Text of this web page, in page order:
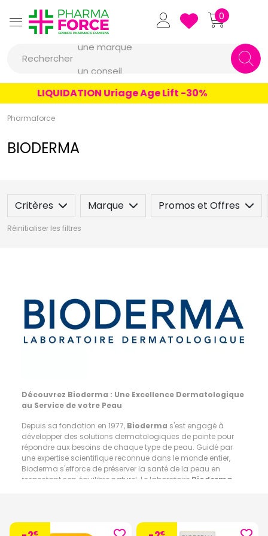
Pharmaforce Grande Pharmacie
0
Rechercher
une marque
un produit
une marque
LIQUIDATION Uriage Age Lift -30%
Pharmaforce
BIODERMA
Critères Marque Promos et Offres
Réinitialiser les filtres
Découvrez Bioderma : Une Excellence Dermatologique
au Service de votre Peau
Depuis sa fondation en 1977, Bioderma s'est engagé à
développer des solutions dermatologiques de pointe pour
répondre aux besoins de chaque type de peau. Guidé par
une expertise scientifique reconnue dans le monde entier,
Bioderma s'efforce de préserver la santé de la peau en
respectant son équilibre naturel. Le laboratoire Bioderma
attaquée, desséchée, déséquilibrée. Elle a donc besoin d'être
protégée, et les ressources nécessaires pour le faire sont
€ €